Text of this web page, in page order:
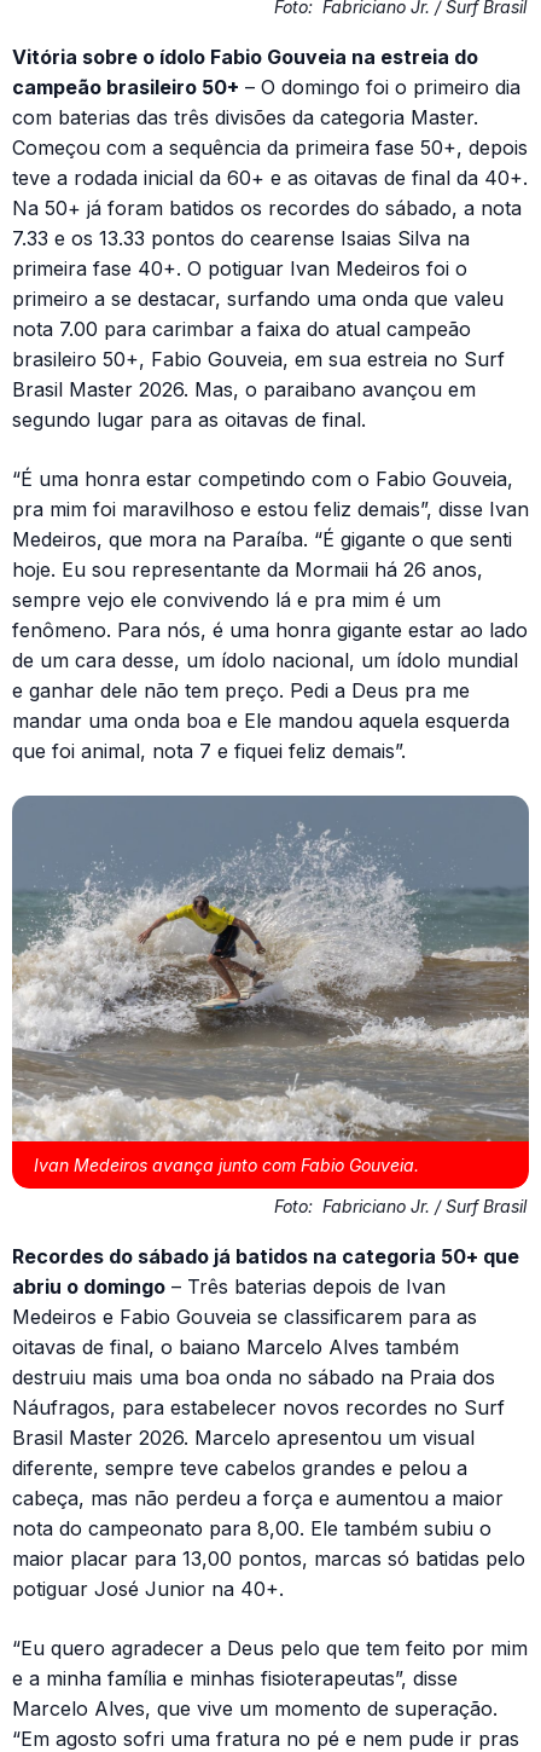
Foto: Fabriciano Jr. / Surf Brasil
Vitória sobre o ídolo Fabio Gouveia na estreia do
campeão brasileiro 50+ – O domingo foi o primeiro dia
com baterias das três divisões da categoria Master.
Começou com a sequência da primeira fase 50+, depois
teve a rodada inicial da 60+ e as oitavas de final da 40+.
Na 50+ já foram batidos os recordes do sábado, a nota
7.33 e os 13.33 pontos do cearense Isaias Silva na
primeira fase 40+. O potiguar Ivan Medeiros foi o
primeiro a se destacar, surfando uma onda que valeu
nota 7.00 para carimbar a faixa do atual campeão
brasileiro 50+, Fabio Gouveia, em sua estreia no Surf
Brasil Master 2026. Mas, o paraibano avançou em
segundo lugar para as oitavas de final.
“É uma honra estar competindo com o Fabio Gouveia,
pra mim foi maravilhoso e estou feliz demais”, disse Ivan
Medeiros, que mora na Paraíba. “É gigante o que senti
hoje. Eu sou representante da Mormaii há 26 anos,
sempre vejo ele convivendo lá e pra mim é um
fenômeno. Para nós, é uma honra gigante estar ao lado
de um cara desse, um ídolo nacional, um ídolo mundial
e ganhar dele não tem preço. Pedi a Deus pra me
mandar uma onda boa e Ele mandou aquela esquerda
que foi animal, nota 7 e fiquei feliz demais”.
Ivan Medeiros avança junto com Fabio Gouveia.
Foto: Fabriciano Jr. / Surf Brasil
Recordes do sábado já batidos na categoria 50+ que
abriu o domingo – Três baterias depois de Ivan
Medeiros e Fabio Gouveia se classificarem para as
oitavas de final, o baiano Marcelo Alves também
destruiu mais uma boa onda no sábado na Praia dos
Náufragos, para estabelecer novos recordes no Surf
Brasil Master 2026. Marcelo apresentou um visual
diferente, sempre teve cabelos grandes e pelou a
cabeça, mas não perdeu a força e aumentou a maior
nota do campeonato para 8,00. Ele também subiu o
maior placar para 13,00 pontos, marcas só batidas pelo
potiguar José Junior na 40+.
“Eu quero agradecer a Deus pelo que tem feito por mim
e a minha família e minhas fisioterapeutas”, disse
Marcelo Alves, que vive um momento de superação.
“Em agosto sofri uma fratura no pé e nem pude ir pras